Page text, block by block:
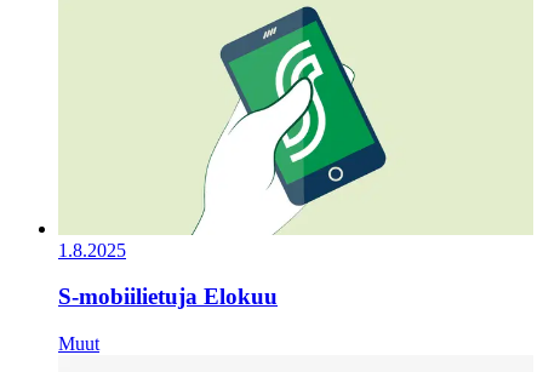
1.8.2025
S-mobiilietuja Elokuu
Muut